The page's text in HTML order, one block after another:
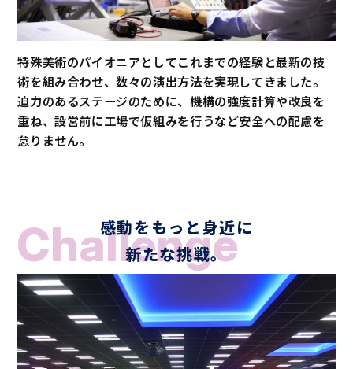
特殊美術のパイオニアとしてこれまでの経験と最新の技
術を組み合わせ、数々の演出方法を実現してきました。
迫力のあるステージのために、機構の強度計算や改良を
重ね、設営前に工場で仮組みを行うなど安全への配慮を
怠りません。
感動をもっと身近に
新たな挑戦。
Challenge